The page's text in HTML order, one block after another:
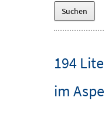
194
im